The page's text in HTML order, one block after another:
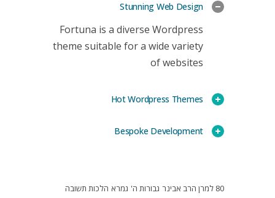
Stunning Web Design
Fortuna is a diverse Wordpress
theme suitable for a wide variety
of websites
Hot Wordpress Themes
Bespoke Development
80 למרן הרב אבינר גבורות ה' גמרא הלכות תשובה